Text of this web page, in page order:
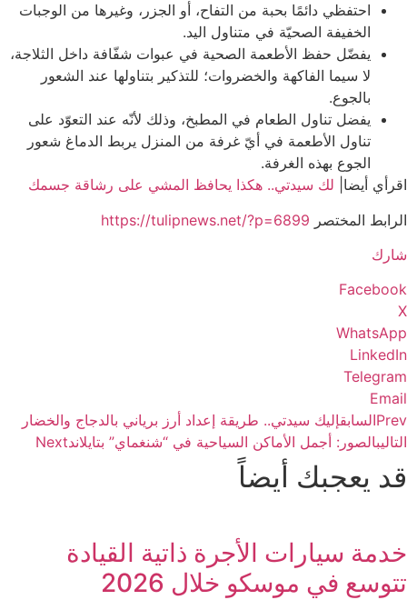
احتفظي دائمًا بحبة من التفاح، أو الجزر، وغيرها من الوجبات
الخفيفة الصحيّة في متناول اليد.
يفضّل حفظ الأطعمة الصحية في عبوات شفّافة داخل الثلاجة،
لا سيما الفاكهة والخضروات؛ للتذكير بتناولها عند الشعور
بالجوع.
يفضل تناول الطعام في المطبخ، وذلك لأنّه عند التعوّد على
تناول الأطعمة في أيّ غرفة من المنزل يربط الدماغ شعور
الجوع بهذه الغرفة.
اقرأي أيضا| لك سيدتي.. هكذا يحافظ المشي على رشاقة جسمك
الرابط المختصر https://tulipnews.net/?p=6899
شارك
Facebook
X
WhatsApp
LinkedIn
Telegram
Email
Prevالسابقإليك سيدتي.. طريقة إعداد أرز برياني بالدجاج والخضار
التاليبالصور: أجمل الأماكن السياحية في “شنغماي” بتايلاندNext
قد يعجبك أيضاً
خدمة سيارات الأجرة ذاتية القيادة
تتوسع في موسكو خلال 2026